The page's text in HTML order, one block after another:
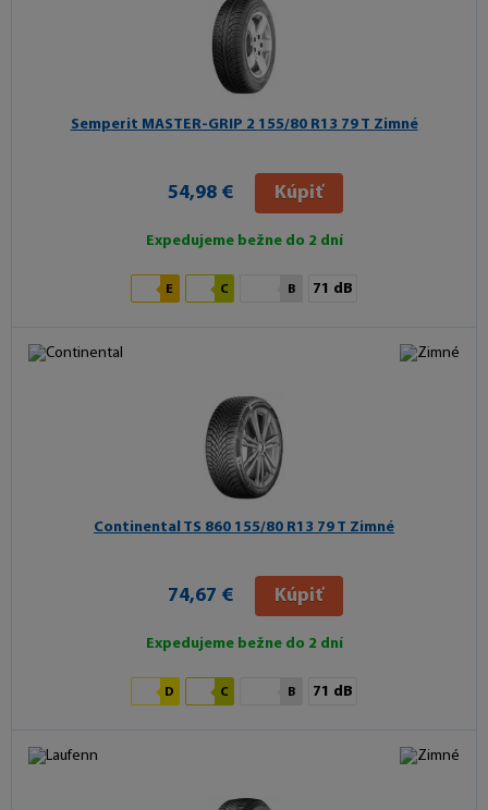
Semperit MASTER-GRIP 2 155/80 R13 79 T Zimné
54,98 € Kúpiť
Expedujeme bežne do 2 dní
E C B 71 dB
Continental TS 860 155/80 R13 79 T Zimné
74,67 € Kúpiť
Expedujeme bežne do 2 dní
D C B 71 dB